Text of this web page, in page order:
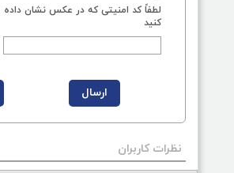
لطفاً کد امنیتی که در عکس نشان داده
کنید
نظرات کاربران